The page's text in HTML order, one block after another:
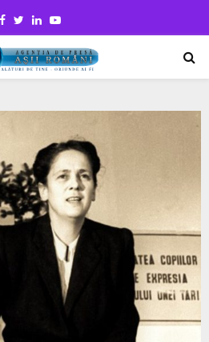
Facebook
TwitterLinkedinYoutube